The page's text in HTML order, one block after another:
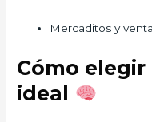
Mercaditos y
Cómo
ideal